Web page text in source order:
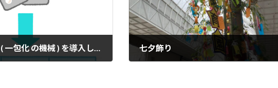
錠剤自動分包機 ( 一包化 の機械 ) を導入しました 七夕飾り